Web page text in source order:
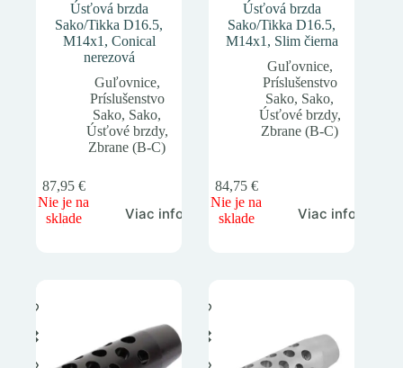
Úsťová brzda
Sako/Tikka D16.5,
M14x1, Conical
nerezová
Guľovnice,
Príslušenstvo
Sako, Sako,
Úsťové brzdy,
Zbrane (B-C)
87,95 €
Nie je na
sklade
Viac info
Úsťová brzda
Sako/Tikka D16.5,
M14x1, Slim čierna
Guľovnice,
Príslušenstvo
Sako, Sako,
Úsťové brzdy,
Zbrane (B-C)
84,75 €
Nie je na
sklade
Viac info